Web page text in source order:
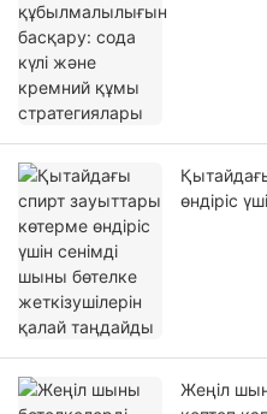
өндіріс
Жеңіл